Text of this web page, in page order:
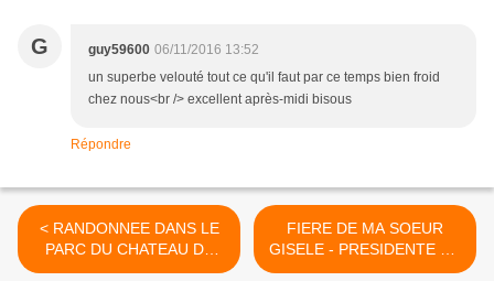
G guy59600 06/11/2016 13:52
un superbe velouté tout ce qu'il faut par ce temps bien froid
chez nous<br /> excellent après-midi bisous
Répondre
< RANDONNEE DANS LE
PARC DU CHATEAU DE
CAYLA DANS LE TARN
FIERE DE MA SOEUR
GISELE - PRESIDENTE DE
L'ASSOCIATION ARTISTES